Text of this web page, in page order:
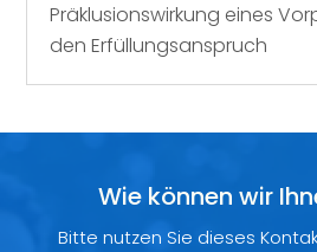
Präklusionswirkung eines
den Erfüllungsanspruch
Wie können wir
Bitte nutzen Sie dieses